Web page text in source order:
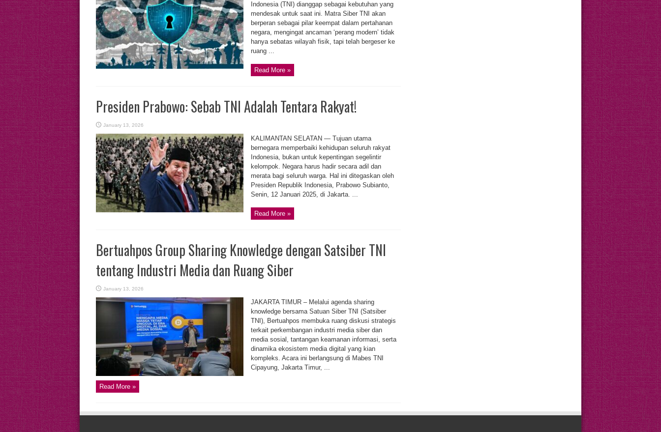
Indonesia (TNI) dianggap sebagai kebutuhan yang
mendesak untuk saat ini. Matra Siber TNI akan
berperan sebagai pilar keempat dalam pertahanan
negara, mengingat ancaman ‘perang modern’ tidak
hanya sebatas wilayah fisik, tapi telah bergeser ke
ruang ...
Read More »
Presiden Prabowo: Sebab TNI Adalah Tentara Rakyat!
January 13, 2026
KALIMANTAN SELATAN — Tujuan utama
bernegara memperbaiki kehidupan seluruh rakyat
Indonesia, bukan untuk kepentingan segelintir
kelompok. Negara harus hadir secara adil dan
merata bagi seluruh warga. Hal ini ditegaskan oleh
Presiden Republik Indonesia, Prabowo Subianto,
Senin, 12 Januari 2025, di Jakarta. ...
Read More »
Bertuahpos Group Sharing Knowledge dengan Satsiber TNI
tentang Industri Media dan Ruang Siber
January 13, 2026
JAKARTA TIMUR – Melalui agenda sharing
knowledge bersama Satuan Siber TNI (Satsiber
TNI), Bertuahpos membuka ruang diskusi strategis
terkait perkembangan industri media siber dan
media sosial, tantangan keamanan informasi, serta
dinamika ekosistem media digital yang kian
kompleks. Acara ini berlangsung di Mabes TNI
Cipayung, Jakarta Timur, ...
Read More »